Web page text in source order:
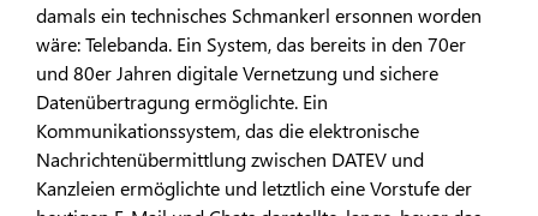
damals ein technisches Schmankerl ersonnen worden
wäre: Telebanda. Ein System, das bereits in den 70er
und 80er Jahren digitale Vernetzung und sichere
Datenübertragung ermöglichte. Ein
Kommunikationssystem, das die elektronische
Nachrichtenübermittlung zwischen DATEV und
Kanzleien ermöglichte und letztlich eine Vorstufe der